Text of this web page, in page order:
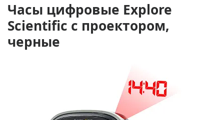
Часы цифровые Explore
Scientific с проектором,
черные